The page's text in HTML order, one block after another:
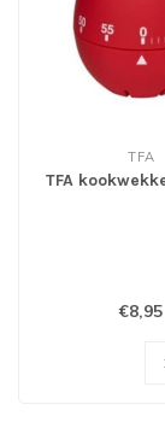
TFA
TFA
€8,95